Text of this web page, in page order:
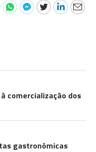
comercialização dos
gastronómicas